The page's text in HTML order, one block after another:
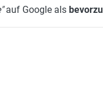
auf Google als